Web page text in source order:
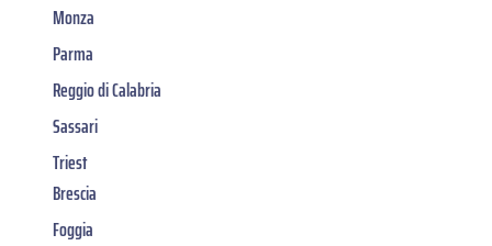
Monza
Parma
Reggio di Calabria
Sassari
Triest
Brescia
Foggia